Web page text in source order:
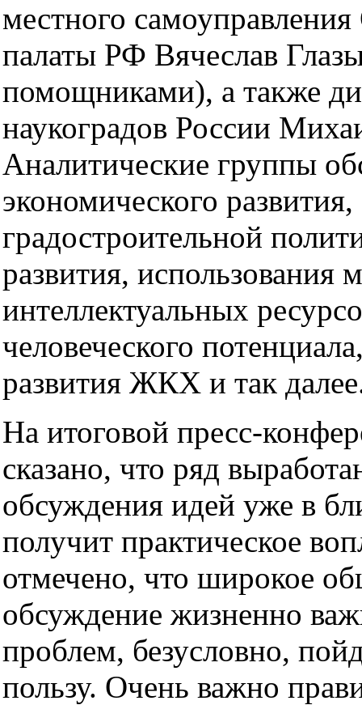
местного
палаты РФ Вячеслав
помощниками), а также
наукоградов России
Аналитические группы
экономического развития,
градостроительной
развития, использования
интеллектуальных
человеческого
развития ЖКХ и так
На итоговой пресс-
сказано, что ряд
обсуждения идей уже в
получит практическое
отмечено, что широкое
обсуждение жизненно
проблем, безусловно,
пользу. Очень важно